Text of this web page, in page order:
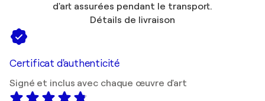
d'art assurées pendant le transport.
Détails de livraison
Certificat d'authenticité
Signé et inclus avec chaque œuvre d'art